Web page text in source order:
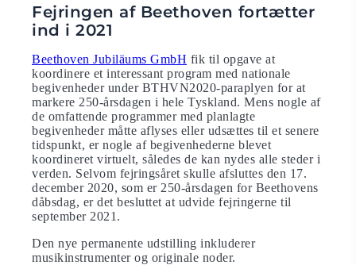
Fejringen af Beethoven fortætter
ind i 2021
Beethoven Jubiläums GmbH fik til opgave at
koordinere et interessant program med nationale
begivenheder under BTHVN2020-paraplyen for at
markere 250-årsdagen i hele Tyskland. Mens nogle af
de omfattende programmer med planlagte
begivenheder måtte aflyses eller udsættes til et senere
tidspunkt, er nogle af begivenhederne blevet
koordineret virtuelt, således de kan nydes alle steder i
verden. Selvom fejringsåret skulle afsluttes den 17.
december 2020, som er 250-årsdagen for Beethovens
dåbsdag, er det besluttet at udvide fejringerne til
september 2021.
Den nye permanente udstilling inkluderer
musikinstrumenter og originale noder.